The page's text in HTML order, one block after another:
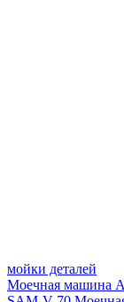
мойки деталей
Моечная машина